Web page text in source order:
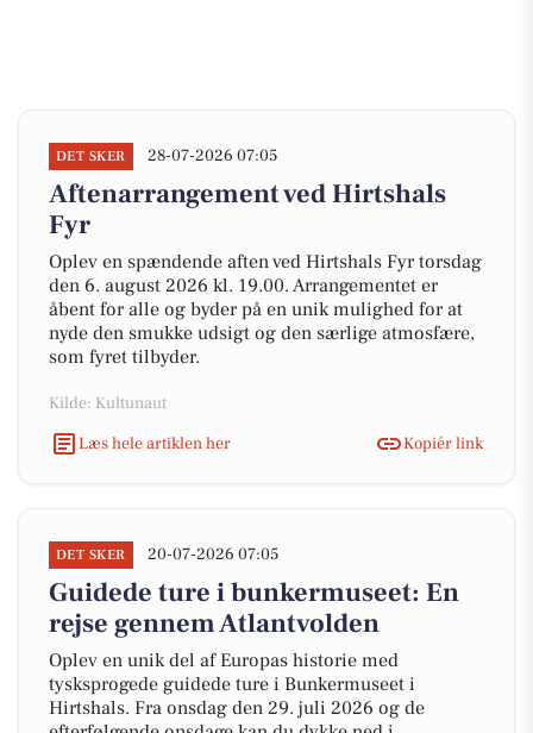
DET SKER 28-07-2026 07:05
Aftenarrangement ved Hirtshals
Fyr
Oplev en spændende aften ved Hirtshals Fyr torsdag
den 6. august 2026 kl. 19.00. Arrangementet er
åbent for alle og byder på en unik mulighed for at
nyde den smukke udsigt og den særlige atmosfære,
som fyret tilbyder.
Kilde: Kultunaut
Læs hele artiklen her
Kopiér link
DET SKER 20-07-2026 07:05
Guidede ture i bunkermuseet: En
rejse gennem Atlantvolden
Oplev en unik del af Europas historie med
tysksprogede guidede ture i Bunkermuseet i
Hirtshals. Fra onsdag den 29. juli 2026 og de